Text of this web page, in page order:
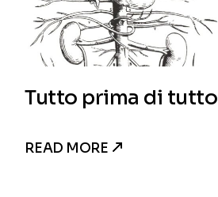
Tutto prima di tutto
READ MORE